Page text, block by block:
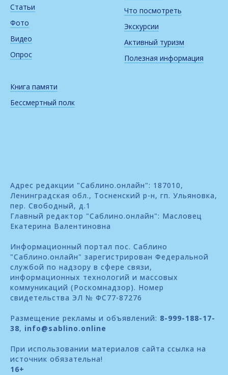
Статьи
Фото
Видео
Опрос
Книга памяти
Бессмертный полк
Что посмотреть
Экскурсии
Активный туризм
Полезная информация
Адрес редакции "Саблино.онлайн": 187010,
Ленинградская обл., Тосненский р-н, гп. Ульяновка,
пер. Свободный, д.1
Главный редактор "Саблино.онлайн": Масловец
Екатерина Валентиновна
Информационный портал пос. Саблино
"Саблино.онлайн" зарегистрирован Федеральной
службой по надзору в сфере связи,
информационных технологий и массовых
коммуникаций (Роскомнадзор). Номер
свидетельства ЭЛ № ФС77-87276
Размещение рекламы и объявлений: 8-999-188-17-
38, info@sablino.online
При использовании материалов сайта ссылка на
источник обязательна!
16+